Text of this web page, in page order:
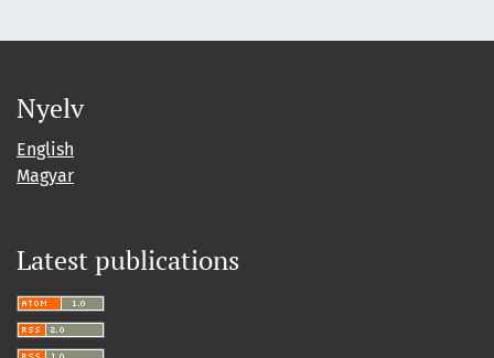
Nyelv
English
Magyar
Latest publications